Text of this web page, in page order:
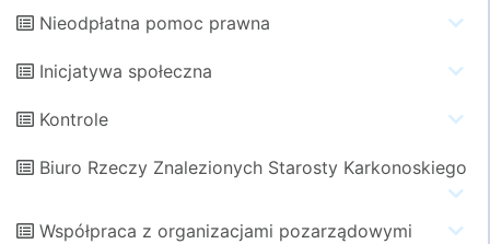
Nieodpłatna pomoc prawna
Inicjatywa społeczna
Kontrole
Biuro Rzeczy Znalezionych Starosty Karkonoskiego
Współpraca z organizacjami pozarządowymi